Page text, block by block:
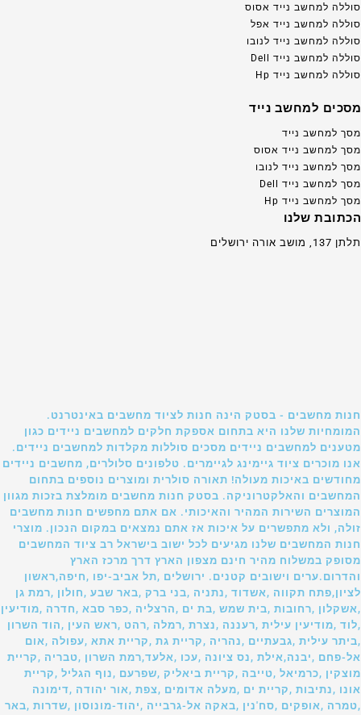
סוללה למחשב נייד אסוס
סוללה למחשב נייד אפל
סוללה למחשב נייד לנובו
סוללה למחשב נייד Dell
סוללה למחשב נייד Hp
מסכים למחשב נייד
מסך למחשב נייד
מסך למחשב נייד אסוס
מסך למחשב נייד לנובו
מסך למחשב נייד Dell
מסך למחשב נייד Hp
הכתובת שלנו
תלתן 137, מושב אורה ירושלים
חנות מחשבים - בסטק הינה חנות לציוד מחשבים באינטרנט.
המומחיות שלנו היא בתחום אספקת חלקים למחשבים ניידים כגון
מטענים למחשבים ניידים מסכים סוללות מקלדות למחשבים ניידים.
אנו מוכרים ציוד גיימינג לגיימרים. טלפונים סלולרים, מחשבים ניידים
מחודשים באיכות מעולה! תאורה סולרית ומוצרים נוספים בתחום
המחשבים והאלקטרוניקה. בסטק חנות מחשבים מומלצת בזכות מגוון
המוצרים השירות המהיר והאיכותי. אם אתם מחפשים חנות מחשבים
זולה, ולא מתפשרים על איכות אז אתם נמצאים במקום הנכון. מוצרי
חנות המחשבים שלנו מגיעים לכל ישוב בישראל רב ציוד המחשבים
מסופק במשלוח מהיר חינם מצפון הארץ דרך מרכז הארץ
והדרום.ערים וישובים קטנים. ירושלים ,תל אביב-יפו ,חיפה,ראשון
לציון,פתח תקווה ,אשדוד ,נתניה ,בני ברק ,באר שבע ,חולון ,רמת גן
,אשקלון ,רחובות ,בית שמש ,בת ים ,הרצליה ,כפר סבא ,חדרה ,מודיעין
,לוד ,מודיעין עילית ,רעננה ,נצרת ,רמלה ,רהט ,ראש העין ,הוד השרון
,ביתר עילית ,גבעתיים ,נהריה ,קריית גת ,קריית אתא ,עפולה ,אום
אל-פחם ,יבנה,אילת ,נס ציונה ,עכו ,אלעד,רמת השרון ,טבריה ,קריית
מוצקין ,כרמיאל ,טייבה ,קריית ביאליק ,שפרעם ,נוף הגליל ,קריית
אונו ,נתיבות ,קריית ים ,מעלה אדומים ,צפת ,אור יהודה ,דימונה
,טמרה ,אופקים ,סח'נין ,באקה אל-גרבייה ,יהוד-מונוסון ,שדרות ,באר